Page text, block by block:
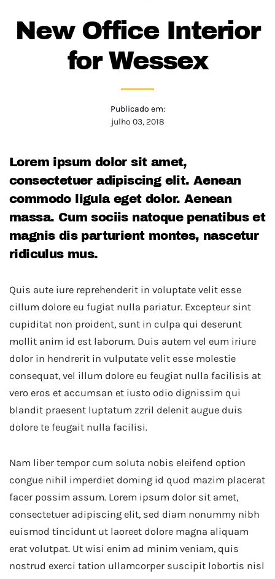
New Office Interior
for Wessex
Publicado em:
julho 03, 2018
Lorem ipsum dolor sit amet,
consectetuer adipiscing elit. Aenean
commodo ligula eget dolor. Aenean
massa. Cum sociis natoque penatibus et
magnis dis parturient montes, nascetur
ridiculus mus.
Quis aute iure reprehenderit in voluptate velit esse
cillum dolore eu fugiat nulla pariatur. Excepteur sint
cupiditat non proident, sunt in culpa qui deserunt
mollit anim id est laborum. Duis autem vel eum iriure
dolor in hendrerit in vulputate velit esse molestie
consequat, vel illum dolore eu feugiat nulla facilisis at
vero eros et accumsan et iusto odio dignissim qui
blandit praesent luptatum zzril delenit augue duis
dolore te feugait nulla facilisi.
Nam liber tempor cum soluta nobis eleifend option
congue nihil imperdiet doming id quod mazim placerat
facer possim assum. Lorem ipsum dolor sit amet,
consectetuer adipiscing elit, sed diam nonummy nibh
euismod tincidunt ut laoreet dolore magna aliquam
erat volutpat. Ut wisi enim ad minim veniam, quis
nostrud exerci tation ullamcorper suscipit lobortis nisl